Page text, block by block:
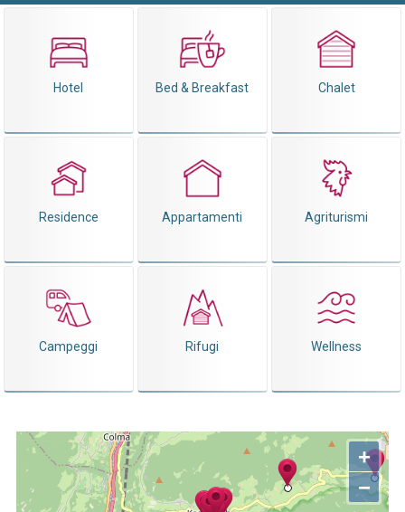
Hotel Bed & Breakfast Chalet
Residence Appartamenti Agriturismi
Campeggi Rifugi Wellness
+
−